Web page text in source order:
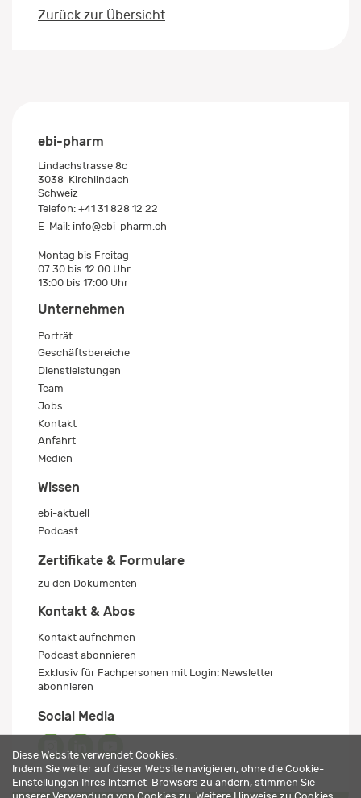
Zurück zur Übersicht
ebi-pharm
Lindachstrasse 8c
3038 Kirchlindach
Schweiz
Telefon: +41 31 828 12 22
E-Mail: info@ebi-pharm.ch
Montag bis Freitag
07:30 bis 12:00 Uhr
13:00 bis 17:00 Uhr
Unternehmen
Porträt
Geschäftsbereiche
Dienstleistungen
Team
Jobs
Kontakt
Anfahrt
Medien
Wissen
ebi-aktuell
Podcast
Zertifikate & Formulare
zu den Dokumenten
Kontakt & Abos
Kontakt aufnehmen
Podcast abonnieren
Exklusiv für Fachpersonen mit Login: Newsletter
abonnieren
Social Media
Diese Website verwendet Cookies.
Indem Sie weiter auf dieser Website navigieren, ohne die Cookie-
Einstellungen Ihres Internet-Browsers zu ändern, stimmen Sie